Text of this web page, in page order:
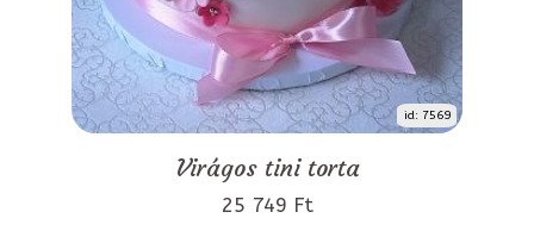
id: 7569
Virágos tini torta
25 749 Ft